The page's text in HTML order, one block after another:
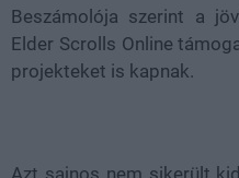
Beszámolója szerint a
Elder Scrolls Online
projekteket is kapnak.
Azt sajnos nem sikerült